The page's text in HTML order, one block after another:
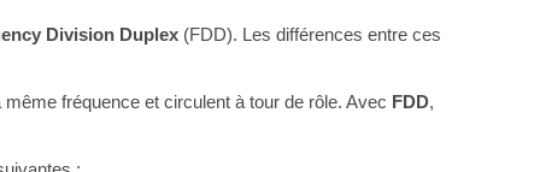
Division Duplex (FDD). Les différences entre ces
fréquence et circulent à tour de rôle. Avec FDD,